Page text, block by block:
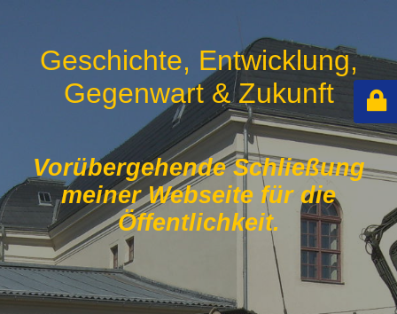
Geschichte, Entwicklung,
Gegenwart & Zukunft
Vorübergehende Schließung
meiner Webseite für die
Öffentlichkeit.